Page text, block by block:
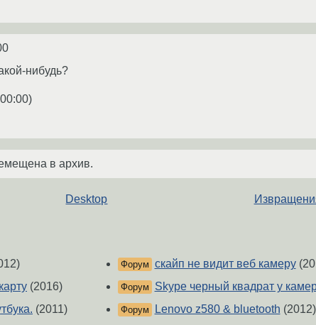
нибудь?
)
в архив.
Desktop
(2016)
(2011)
Форум скайп не видит веб камеру
Форум Skype черный квадрат у
Форум Lenovo z580 & bluetooth (2012)